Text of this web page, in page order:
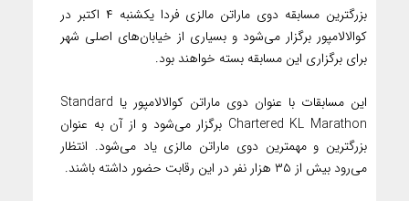
بزرگترین مسابقه دوی ماراتن مالزی فردا یکشنبه ۴ اکتبر در
کوالالامپور برگزار می‌شود و بسیاری از خیابان‌های اصلی شهر
برای برگزاری این مسابقه بسته خواهند بود.
این مسابقات با عنوان دوی ماراتن کوالالامپور یا Standard
Chartered KL Marathon برگزار می‌شود و از آن به عنوان
بزرگترین و مهمترین دوی ماراتن مالزی یاد می‌شود. انتظار
می‌رود بیش از ۳۵ هزار نفر در این رقابت حضور داشته باشند.